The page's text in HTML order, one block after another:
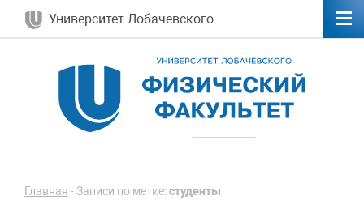
Университет Лобачевского
Главная -Записи по метке: студенты